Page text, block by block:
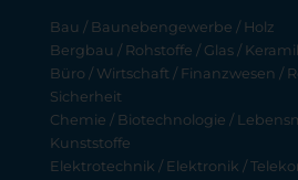
Bau / Baunebengewerbe / Holz
Bergbau / Rohstoffe / Glas /
Büro / Wirtschaft / Finanzwesen /
Sicherheit
Chemie / Biotechnologie /
Kunststoffe
Elektrotechnik / Elektronik /